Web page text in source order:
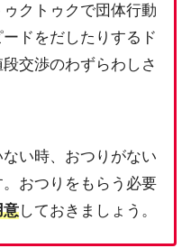
クトゥクで団体行動
ドをだしたりするド
段交渉のわずらわしさ
い時、 おつりがない
おつりをもらう必要
意しておきましょう。